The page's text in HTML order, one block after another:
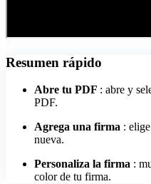
Resumen rápido
Abre tu PDF : abre y
PDF.
Agrega una firma :
nueva.
Personaliza la firma :
color de tu firma.